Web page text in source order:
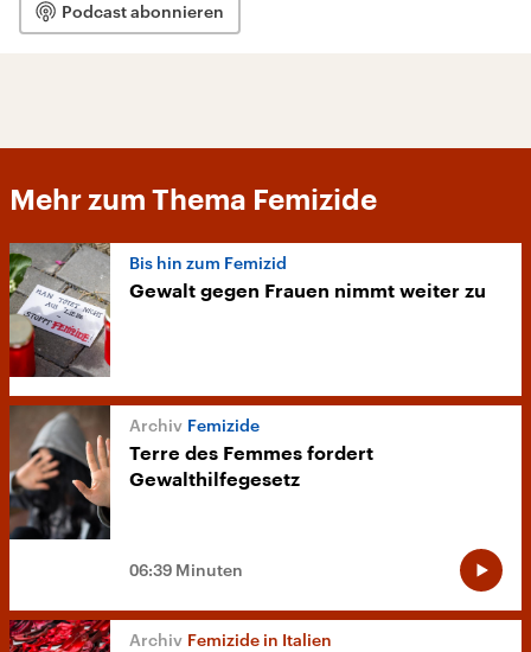
Podcast abonnieren
Mehr zum Thema Femizide
Bis hin zum Femizid
Gewalt gegen Frauen nimmt weiter zu
Femizide
Terre des Femmes fordert
Gewalthilfegesetz
06:39 Minuten
Femizide in Italien